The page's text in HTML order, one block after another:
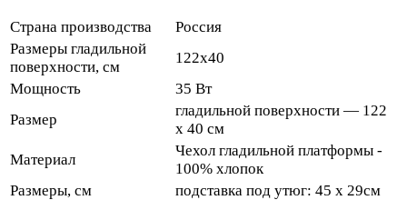
Страна производства
Россия
Размеры гладильной
поверхности, см
122x40
Мощность
35 Вт
Размер
гладильной поверхности — 122
х 40 см
Материал
Чехол гладильной платформы -
100% хлопок
Размеры, см
подставка под утюг: 45 х 29см